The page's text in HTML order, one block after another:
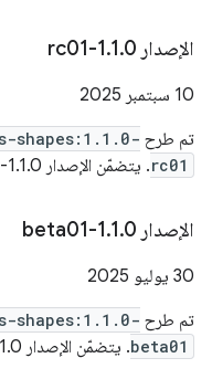
الإصدار 1 .1.0-rc01
‫10 سبتمبر 2025
تم طرح shapes:1.1.0-
rc01. يتضمّن الإصدار 1.1.0-rc01
الإصدار 1 .1.0-beta01
‫30 يوليو 2025
تم طرح shapes:1.1.0-
beta01. يتضمّن الإصدار 1.1.0-beta01